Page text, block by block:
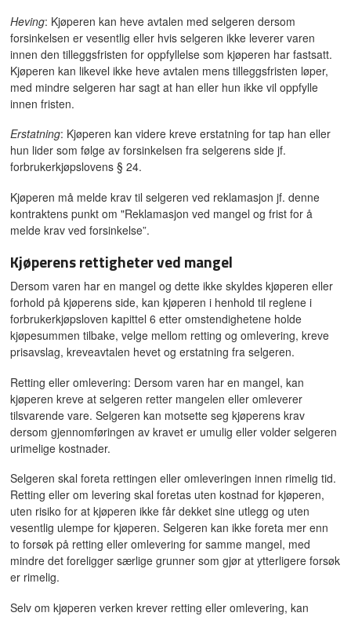
Heving: Kjøperen kan heve avtalen med selgeren dersom
forsinkelsen er vesentlig eller hvis selgeren ikke leverer varen
innen den tilleggsfristen for oppfyllelse som kjøperen har fastsatt.
Kjøperen kan likevel ikke heve avtalen mens tilleggsfristen løper,
med mindre selgeren har sagt at han eller hun ikke vil oppfylle
innen fristen.
Erstatning: Kjøperen kan videre kreve erstatning for tap han eller
hun lider som følge av forsinkelsen fra selgerens side jf.
forbrukerkjøpslovens § 24.
Kjøperen må melde krav til selgeren ved reklamasjon jf. denne
kontraktens punkt om "Reklamasjon ved mangel og frist for å
melde krav ved forsinkelse”.
Kjøperens rettigheter ved mangel
Dersom varen har en mangel og dette ikke skyldes kjøperen eller
forhold på kjøperens side, kan kjøperen i henhold til reglene i
forbrukerkjøpsloven kapittel 6 etter omstendighetene holde
kjøpesummen tilbake, velge mellom retting og omlevering, kreve
prisavslag, kreveavtalen hevet og erstatning fra selgeren.
Retting eller omlevering: Dersom varen har en mangel, kan
kjøperen kreve at selgeren retter mangelen eller omleverer
tilsvarende vare. Selgeren kan motsette seg kjøperens krav
dersom gjennomføringen av kravet er umulig eller volder selgeren
urimelige kostnader.
Selgeren skal foreta rettingen eller omleveringen innen rimelig tid.
Retting eller om levering skal foretas uten kostnad for kjøperen,
uten risiko for at kjøperen ikke får dekket sine utlegg og uten
vesentlig ulempe for kjøperen. Selgeren kan ikke foreta mer enn
to forsøk på retting eller omlevering for samme mangel, med
mindre det foreligger særlige grunner som gjør at ytterligere forsøk
er rimelig.
Selv om kjøperen verken krever retting eller omlevering, kan